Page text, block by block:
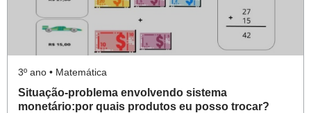
3º ano • Matemática
Situação-problema envolvendo sistema
monetário:por quais produtos eu posso trocar?